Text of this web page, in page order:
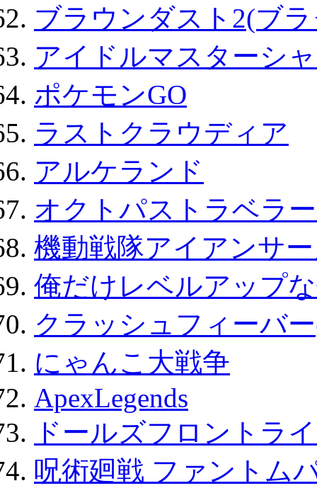
ブラウンダスト2(ブ
アイドルマスターシ
ポケモンGO
ラストクラウディア
アルケランド
オクトパストラベラ
機動戦隊アイアンサ
俺だけレベルアップ
クラッシュフィーバ
にゃんこ大戦争
ApexLegends
ドールズフロントラ
呪術廻戦 ファントム